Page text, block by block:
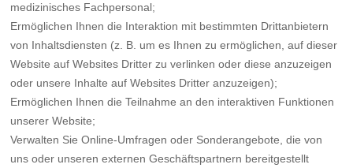
medizinisches Fachpersonal;
Ermöglichen Ihnen die Interaktion mit bestimmten Drittanbietern
von Inhaltsdiensten (z. B. um es Ihnen zu ermöglichen, auf dieser
Website auf Websites Dritter zu verlinken oder diese anzuzeigen
oder unsere Inhalte auf Websites Dritter anzuzeigen);
Ermöglichen Ihnen die Teilnahme an den interaktiven Funktionen
unserer Website;
Verwalten Sie Online-Umfragen oder Sonderangebote, die von
uns oder unseren externen Geschäftspartnern bereitgestellt